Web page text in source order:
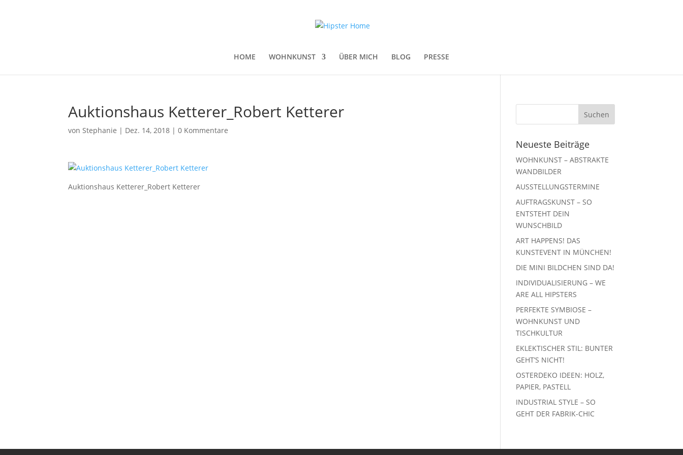
HOME WOHNKUNST ÜBER MICH BLOG PRESSE
Auktionshaus Ketterer_Robert Ketterer
vonStephanie | Dez. 14, 2018 |0 Kommentare
Auktionshaus Ketterer_Robert Ketterer
Neueste Beiträge
WOHNKUNST – ABSTRAKTE
WANDBILDER
AUSSTELLUNGSTERMINE
AUFTRAGSKUNST – SO
ENTSTEHT DEIN
WUNSCHBILD
ART HAPPENS! DAS
KUNSTEVENT IN MÜNCHEN!
DIE MINI BILDCHEN SIND DA!
INDIVIDUALISIERUNG – WE
ARE ALL HIPSTERS
PERFEKTE SYMBIOSE –
WOHNKUNST UND
TISCHKULTUR
EKLEKTISCHER STIL: BUNTER
GEHT’S NICHT!
OSTERDEKO IDEEN: HOLZ,
PAPIER, PASTELL
INDUSTRIAL STYLE – SO
GEHT DER FABRIK-CHIC